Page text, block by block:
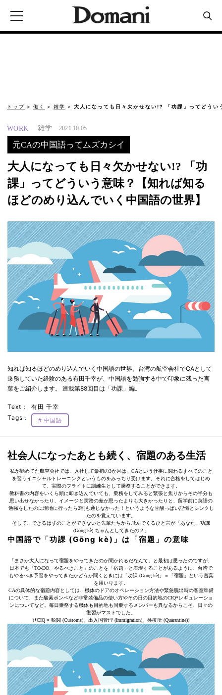
トップ 働く 雑学 大人になっても日々欠かせない!? 「功課」ってどうい
WORK 雑学 2021.10.05
元CAの中国語ってムズカシイ
大人になっても日々欠かせない!? 「功
課」ってどういう意味？【知れば知る
ほどのめり込んでいく中国語の世界】
知れば知るほどのめり込んでいく中国語の世界。台湾の航空会社でCAとして
乗務していた経験のある有田千幸が、中国語を勉強する中で印象に残った言
葉をご紹介します。 連載第88回目は「功課」編。
Text：
有田 千幸
Tags：
中国語
社会人になったあとも続く、宿題のある生活
私が勤めてた航空会社では、入社して最初の3か月は、CAという仕事に関わるすべてのこと
を習うイニシャルトレーニングというものをみっちり受けます。それに合格をしてはじめ
て、実際のフライトに訓練生として乗務することができます。
教科書の内容をいくら頭に叩き込んでいても、乗務をしてみると緊張と焦りからその半分も
思い出せなかったり、イメージと実務の差が思ったよりも大きかったりと、留学前に英語の
勉強をしたのに現地に行ったら2割も通じなかった！というような甘酸っぱい記憶とシンクし
たのを覚えています。
そして、できるはずのことができないと先輩たちから飛んでくるひと言が「あなた、功課
(Gōng kè) ちゃんとしてきたの？」
中国語で「功課 (Gōng kè)」は「宿題」の意味
「まさか大人になって宿題をやってきたのか聞かれるだなんて」と最初は思ったのですが、
日本でも「TO-DO、やるべきこと」のことを「宿題」と表現することがあるように、台湾で
もやるべき予習をやってきたかどうか聞くときには「功課 (Gōng kè)」＝「宿題」という言葉
を用いります。
CAの具体的な宿題内容としては、機体のドアのオペレーション方法や緊急脱出時の客室準備
について、また酸素ボンベなど非常装備品の使い方やその日の目的地のCIQ*レギュレーショ
ンについてなど。毎日乗務する機体も目的地も同乗するメンバーも異なるからこそ、日々の
復習がマストでした。
(*CIQ = 税関 (Customs)、出入国管理 (Immigration)、検疫所 (Quarantine))